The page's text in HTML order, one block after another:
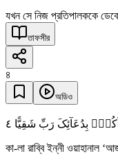
যখন সে নিজ প্রতিপালককে
তাফসীর
৪
অডিও
بِدُعَآئِکَ رَبِّ شَقِیًّا ٤
কা-লা রাব্বি ইন্নী ওয়াহানাল